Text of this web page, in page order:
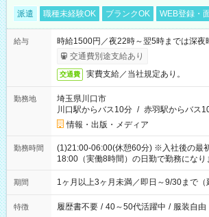
派遣 職種未経験OK ブランクOK WEB登録・
給与
時給1500円／夜22時～翌5時までは深夜
交通費別途支給あり
交通費 実費支給／当社規定あり。
勤務地
埼玉県川口市
川口駅からバス10分 / 赤羽駅からバス
情報・出版・メディア
勤務時間
(1)21:00-06:00(休憩60分) ※入社後の最
18:00（実働8時間）の日勤で勤務になり
期間 1ヶ月以上3ヶ月未満／即日～9/30まで（
特徴 履歴書不要 / 40～50代活躍中 / 服装自由